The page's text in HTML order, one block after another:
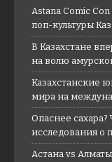
Astana Comic
поп-культуры
В Казахстане
на волю
Казахстанские
мира на
Опаснее
исследования о
Астана vs